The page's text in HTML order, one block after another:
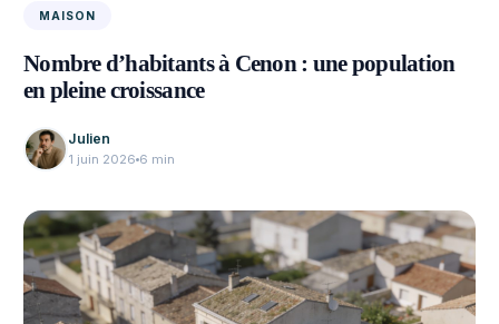
MAISON
Nombre d’habitants à Cenon : une population
en pleine croissance
Julien
1 juin 2026 6 min